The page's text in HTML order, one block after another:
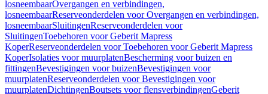
losneembaarOvergangen en verbindingen,
losneembaarReserveonderdelen voor Overgangen en verbindingen,
losneembaarSluitingenReserveonderdelen voor
SluitingenToebehoren voor Geberit Mapress
KoperReserveonderdelen voor Toebehoren voor Geberit Mapress
KoperIsolaties voor muurplatenBescherming voor buizen en
fittingenBevestigingen voor buizenBevestigingen voor
muurplatenReserveonderdelen voor Bevestigingen voor
muurplatenDichtingenBoutsets voor flensverbindingenGeberit